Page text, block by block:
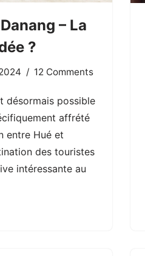
– La
?
12 Comments
désormais possible
affrété
entre Hué et
des touristes
intéressante au